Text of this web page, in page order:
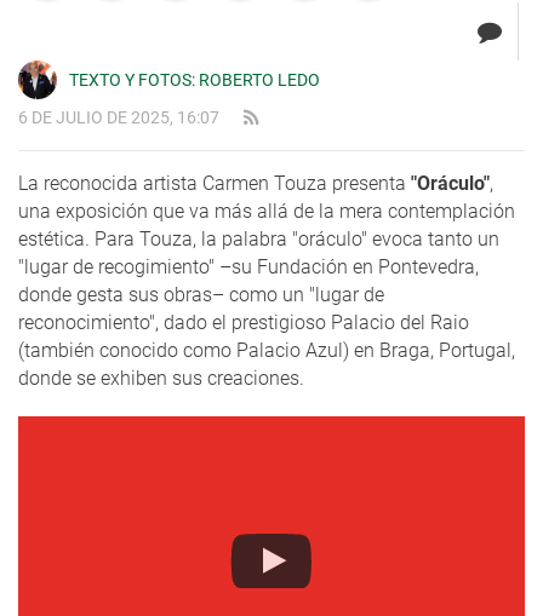
TEXTO Y FOTOS: ROBERTO LEDO
6 DE JULIO DE 2025, 16:07
La reconocida artista Carmen Touza presenta "Oráculo",
una exposición que va más allá de la mera contemplación
estética. Para Touza, la palabra "oráculo" evoca tanto un
"lugar de recogimiento" –su Fundación en Pontevedra,
donde gesta sus obras– como un "lugar de
reconocimiento", dado el prestigioso Palacio del Raio
(también conocido como Palacio Azul) en Braga, Portugal,
donde se exhiben sus creaciones.